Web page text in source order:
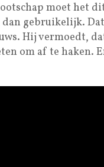
moet het
gebruikelijk.
Hij vermoedt,
om af te haken.